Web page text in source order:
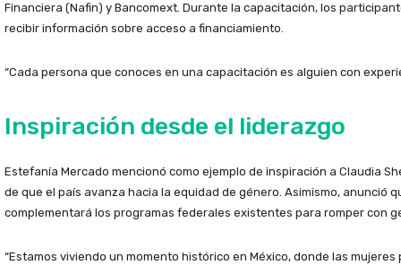
Financiera (Nafin) y Bancomext. Durante la capacitación, los
recibir información sobre acceso a financiamiento.
“Cada persona que conoces en una capacitación es alguien con
Inspiración desde el liderazgo
Estefanía Mercado mencionó como ejemplo de inspiración a Claudia
de que el país avanza hacia la equidad de género. Asimismo, anunció
complementará los programas federales existentes para romper con
“Estamos viviendo un momento histórico en México, donde las